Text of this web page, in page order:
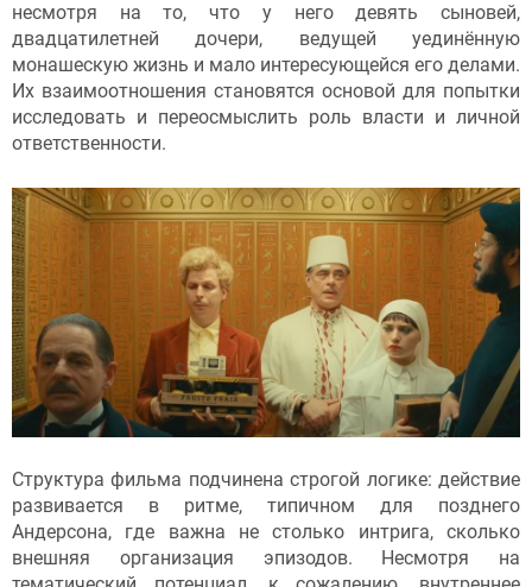
несмотря на то, что у него девять сыновей,
двадцатилетней дочери, ведущей уединённую
монашескую жизнь и мало интересующейся его делами.
Их взаимоотношения становятся основой для попытки
исследовать и переосмыслить роль власти и личной
ответственности.
Структура фильма подчинена строгой логике: действие
развивается в ритме, типичном для позднего
Андерсона, где важна не столько интрига, сколько
внешняя организация эпизодов. Несмотря на